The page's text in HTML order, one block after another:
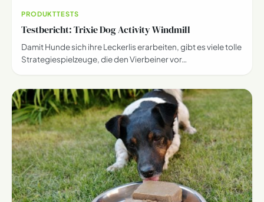
PRODUKTTESTS
Testbericht: Trixie Dog Activity Windmill
Damit Hunde sich ihre Leckerlis erarbeiten, gibt es viele tolle
Strategiespielzeuge, die den Vierbeiner vor…